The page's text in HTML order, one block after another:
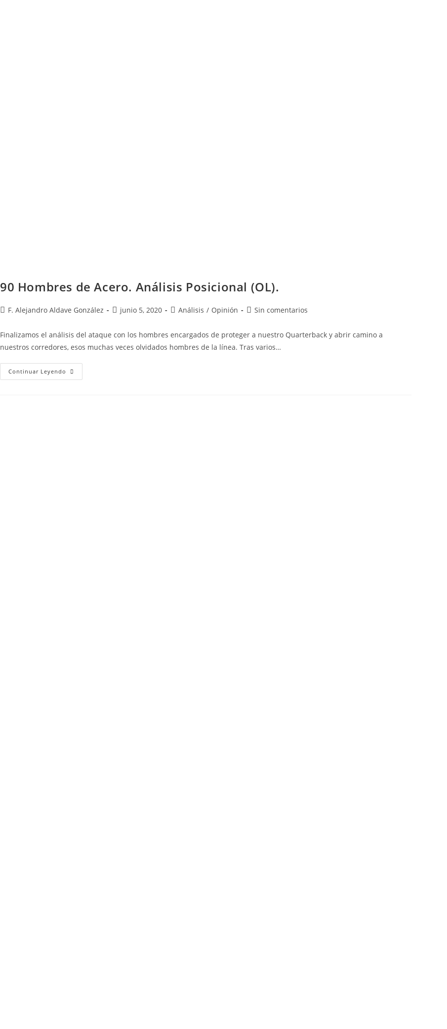
90 Hombres de Acero. Análisis Posicional (OL).
F. Alejandro Aldave González junio 5, 2020 Análisis / Opinión Sin comentarios
Finalizamos el análisis del ataque con los hombres encargados de proteger a nuestro Quarterback y abrir camino a
nuestros corredores, esos muchas veces olvidados hombres de la línea. Tras varios…
Continuar Leyendo